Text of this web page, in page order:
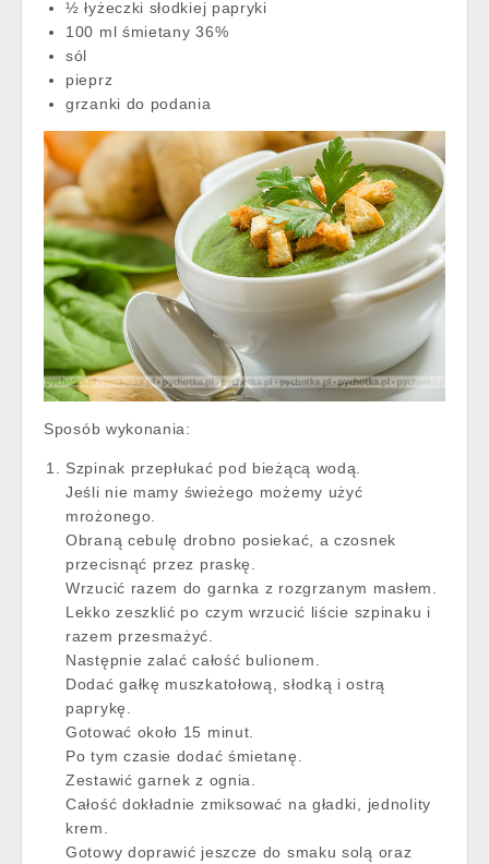
½ łyżeczki słodkiej papryki
100 ml śmietany 36%
sól
pieprz
grzanki do podania
Sposób wykonania:
Szpinak przepłukać pod bieżącą wodą.
Jeśli nie mamy świeżego możemy użyć
mrożonego.
Obraną cebulę drobno posiekać, a czosnek
przecisnąć przez praskę.
Wrzucić razem do garnka z rozgrzanym masłem.
Lekko zeszklić po czym wrzucić liście szpinaku i
razem przesmażyć.
Następnie zalać całość bulionem.
Dodać gałkę muszkatołową, słodką i ostrą
paprykę.
Gotować około 15 minut.
Po tym czasie dodać śmietanę.
Zestawić garnek z ognia.
Całość dokładnie zmiksować na gładki, jednolity
krem.
Gotowy doprawić jeszcze do smaku solą oraz